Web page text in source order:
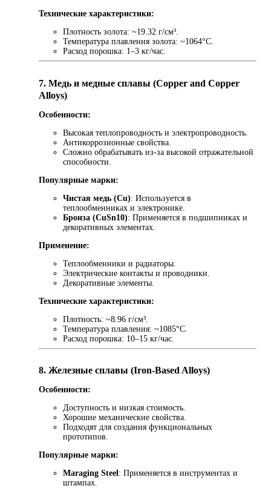
Технические характеристики:
Плотность золота: ~19.32 г/см³.
Температура плавления золота: ~1064°C.
Расход порошка: 1–3 кг/час.
7. Медь и медные сплавы (Copper and Copper
Alloys)
Особенности:
Высокая теплопроводность и электропроводность.
Антикоррозионные свойства.
Сложно обрабатывать из-за высокой отражательной
способности.
Популярные марки:
Чистая медь (Cu): Используется в
теплообменниках и электронике.
Бронза (CuSn10): Применяется в подшипниках и
декоративных элементах.
Применение:
Теплообменники и радиаторы.
Электрические контакты и проводники.
Декоративные элементы.
Технические характеристики:
Плотность: ~8.96 г/см³.
Температура плавления: ~1085°C.
Расход порошка: 10–15 кг/час.
8. Железные сплавы (Iron-Based Alloys)
Особенности:
Доступность и низкая стоимость.
Хорошие механические свойства.
Подходят для создания функциональных
прототипов.
Популярные марки:
Maraging Steel: Применяется в инструментах и
штампах.